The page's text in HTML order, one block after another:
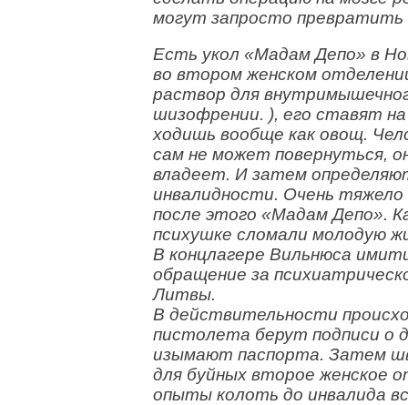
могут запросто превратить
Есть укол «Мадам Депо» в
во втором женском
раствор для
шизофрении. ), его ставят
ходишь вообще как овощ.
сам не может повернуться,
владеет. И затем
инвалидности. Очень
после этого «Мадам Депо».
психушке сломали молодую
В концлагере Вильнюса
обращение за
Литвы.
В действительности
пистолета берут подписи о
изымают паспорта. Затем
для буйных второе женское
опыты колоть до инвалида